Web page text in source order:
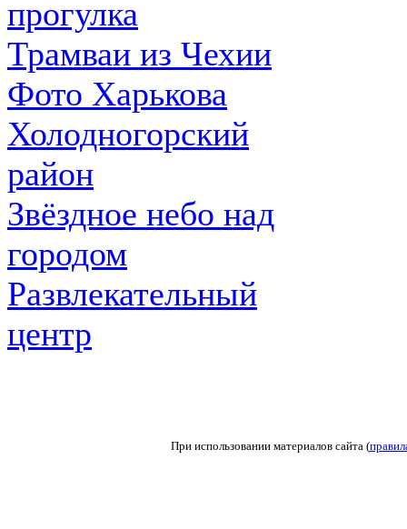
прогулка
Трамваи из Чехии
Фото Харькова
Холодногорский
район
Звёздное небо над
городом
Развлекательный
центр
При использовании материалов сайта (